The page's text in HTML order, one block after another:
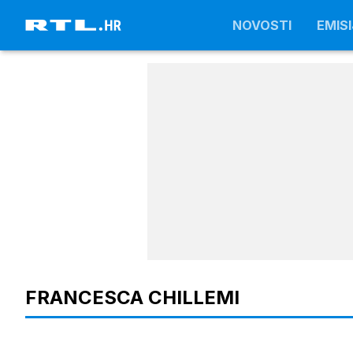
NOVOSTI
FRANCESCA CHILLEMI
NOVOSTI